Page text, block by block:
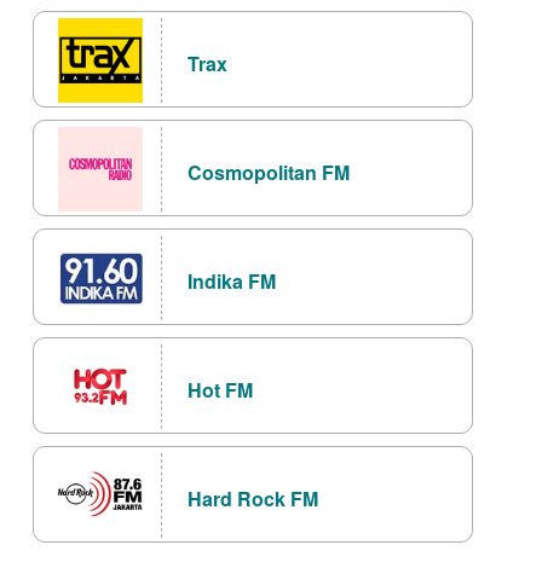
Trax
Cosmopolitan FM
Indika FM
Hot FM
Hard Rock FM